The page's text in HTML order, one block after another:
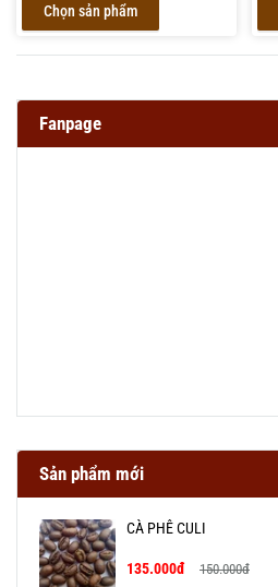
Chọn sản phẩm
Fanpage
Sản phẩm mới
CÀ PHÊ CULI
135.000đ 150.000đ